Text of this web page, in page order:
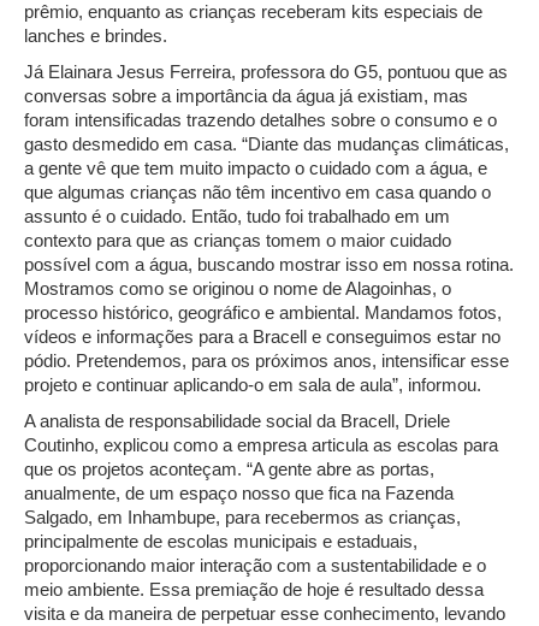
prêmio, enquanto as crianças receberam kits especiais de
lanches e brindes.
Já Elainara Jesus Ferreira, professora do G5, pontuou que as
conversas sobre a importância da água já existiam, mas
foram intensificadas trazendo detalhes sobre o consumo e o
gasto desmedido em casa. “Diante das mudanças climáticas,
a gente vê que tem muito impacto o cuidado com a água, e
que algumas crianças não têm incentivo em casa quando o
assunto é o cuidado. Então, tudo foi trabalhado em um
contexto para que as crianças tomem o maior cuidado
possível com a água, buscando mostrar isso em nossa rotina.
Mostramos como se originou o nome de Alagoinhas, o
processo histórico, geográfico e ambiental. Mandamos fotos,
vídeos e informações para a Bracell e conseguimos estar no
pódio. Pretendemos, para os próximos anos, intensificar esse
projeto e continuar aplicando-o em sala de aula”, informou.
A analista de responsabilidade social da Bracell, Driele
Coutinho, explicou como a empresa articula as escolas para
que os projetos aconteçam. “A gente abre as portas,
anualmente, de um espaço nosso que fica na Fazenda
Salgado, em Inhambupe, para recebermos as crianças,
principalmente de escolas municipais e estaduais,
proporcionando maior interação com a sustentabilidade e o
meio ambiente. Essa premiação de hoje é resultado dessa
visita e da maneira de perpetuar esse conhecimento, levando